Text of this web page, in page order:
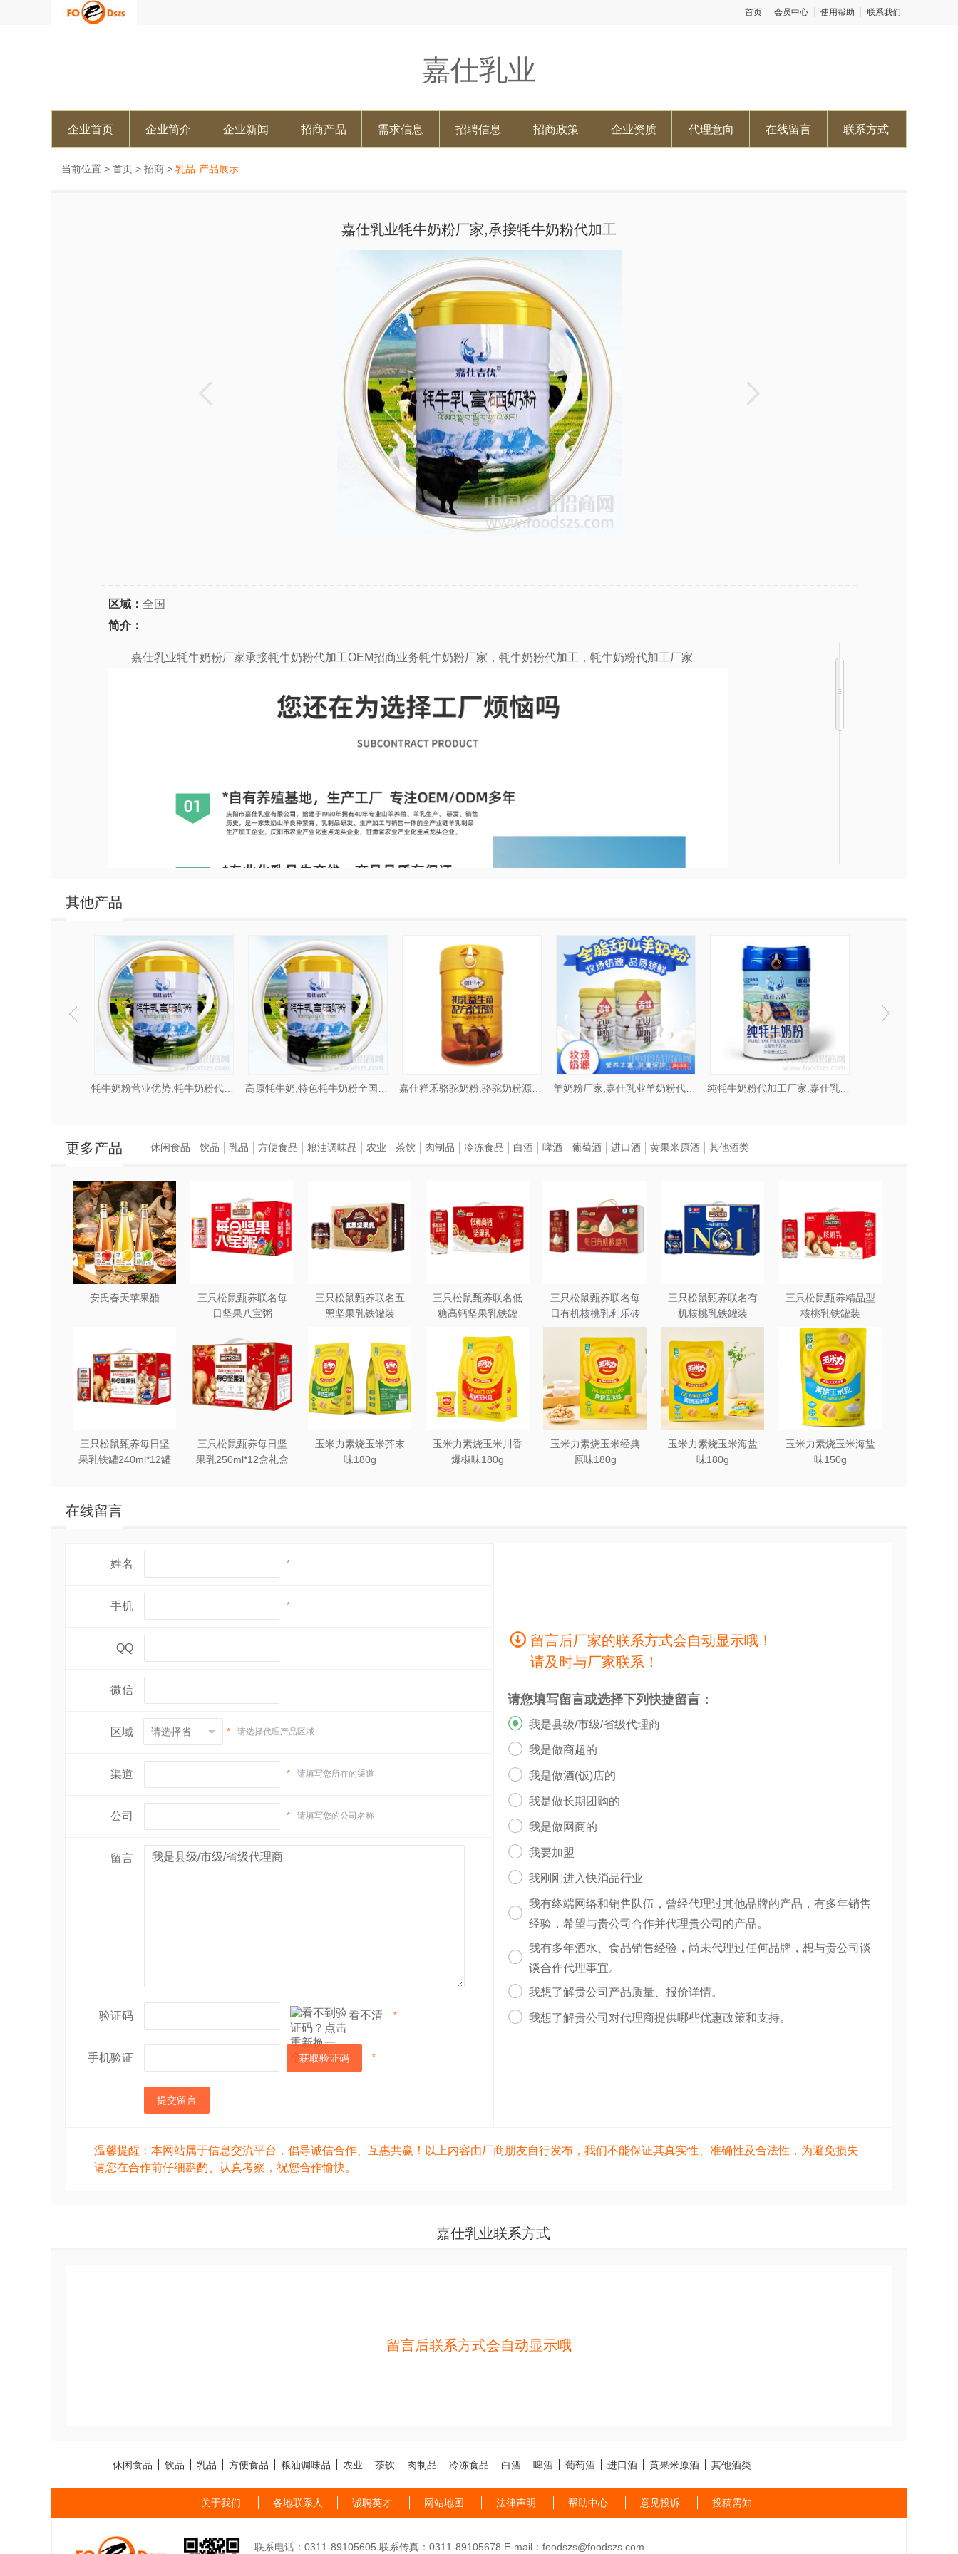
首页 会员中心 使用帮助 联系我们
嘉仕乳业
企业首页 企业简介 企业新闻 招商产品 需求信息 招聘信息 招商政策 企业资质 代理意向 在线留言 联系方式
当前位置 > 首页 > 招商 > 乳品-产品展示
嘉仕乳业牦牛奶粉厂家,承接牦牛奶粉代加工
区域： 全国
简介：
嘉仕乳业牦牛奶粉厂家承接牦牛奶粉代加工OEM招商业务牦牛奶粉厂家，牦牛奶粉代加工，牦牛奶粉代加工厂家
1、需要加工方自带品牌并提供包装材料，其余由牦牛奶粉厂方提供；
2、需要加工方自带品牌、包装材料和产品配方，牦牛奶粉厂提供原料及产品加工；
3、牦牛奶粉厂为需要加工方从注册品牌到产品加工提供一条龙服务；
4、牦牛奶粉厂直接出售产品的配方，每次生产收取加工费用；
5、其他方式，均可协商。
其他产品
更多产品
安氏春天苹果醋
三只松鼠甄养联名每
日坚果八宝粥
三只松鼠甄养联名五
黑坚果乳铁罐装
三只松鼠甄养联名低
糖高钙坚果乳铁罐
三只松鼠甄养联名每
日有机核桃乳利乐砖
250ml*12盒木盒装
三只松鼠甄养联名有
机核桃乳铁罐装
240ml*12罐礼盒
三只松鼠甄养精品型
核桃乳铁罐装
240ml*12罐
三只松鼠甄养每日坚
果乳铁罐240ml*12罐
三只松鼠甄养每日坚
果乳250ml*12盒礼盒
玉米力素烧玉米芥末
味180g
玉米力素烧玉米川香
爆椒味180g
玉米力素烧玉米经典
原味180g
玉米力素烧玉米海盐
味180g
玉米力素烧玉米海盐
味150g
休闲食品 饮品 乳品 方便食品 粮油调味品 农业 茶饮 肉制品 冷冻食品 白酒 啤酒 葡萄酒 进口酒 黄果米原酒 其他酒类
在线留言
姓名 *
手机 *
QQ
微信
区域 * 请选择代理产品区域
渠道 * 请填写您所在的渠道
公司 * 请填写您的公司名称
留言
验证码 看不清 *
手机验证 获取验证码 *
提交留言
留言后厂家的联系方式会自动显示哦！
请及时与厂家联系！
请您填写留言或选择下列快捷留言：
 我是县级/市级/省级代理商
 我是做商超的
 我是做酒(饭)店的
 我是做长期团购的
 我是做网商的
 我要加盟
 我刚刚进入快消品行业

我有终端网络和销售队伍，曾经代理过其他品牌的产品，有多年销售
经验，希望与贵公司合作并代理贵公司的产品。

我有多年酒水、食品销售经验，尚未代理过任何品牌，想与贵公司谈
谈合作代理事宜。
 我想了解贵公司产品质量、报价详情。
 我想了解贵公司对代理商提供哪些优惠政策和支持。
温馨提醒：本网站属于信息交流平台，倡导诚信合作、互惠共赢！以上内容由厂商朋友自行发布，我们不能保证其真实性、准确性及合法性，为避免损失
请您在合作前仔细斟酌、认真考察，祝您合作愉快。
嘉仕乳业联系方式
留言后联系方式会自动显示哦
休闲食品 饮品 乳品 方便食品 粮油调味品 农业 茶饮 肉制品 冷冻食品 白酒 啤酒 葡萄酒 进口酒 黄果米原酒 其他酒类
关于我们 各地联系人 诚聘英才 网站地图 法律声明 帮助中心 意见投诉 投稿需知
联系电话：0311-89105605 联系传真：0311-89105678 E-mail：foodszs@foodszs.com